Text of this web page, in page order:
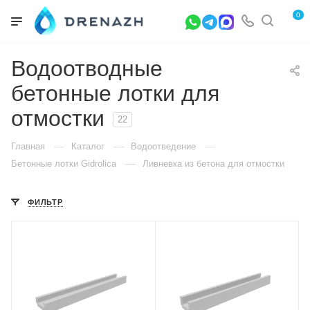
0
Водоотводные
бетонные лотки для
отмостки
22
Главная — Каталог — Водоотведение —
Бетонные лотки Gidrolica — Ливневка из бетона для отмостки
ФИЛЬТР
Ширина внешняя (мм) Ширина внешняя (мм)